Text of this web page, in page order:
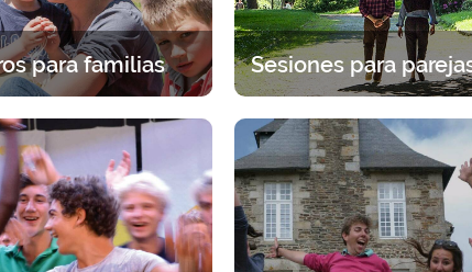
para familias
específica para cada
(padres e hijos).
Dios. 2 días para detenerse
para discernir, dialogar y